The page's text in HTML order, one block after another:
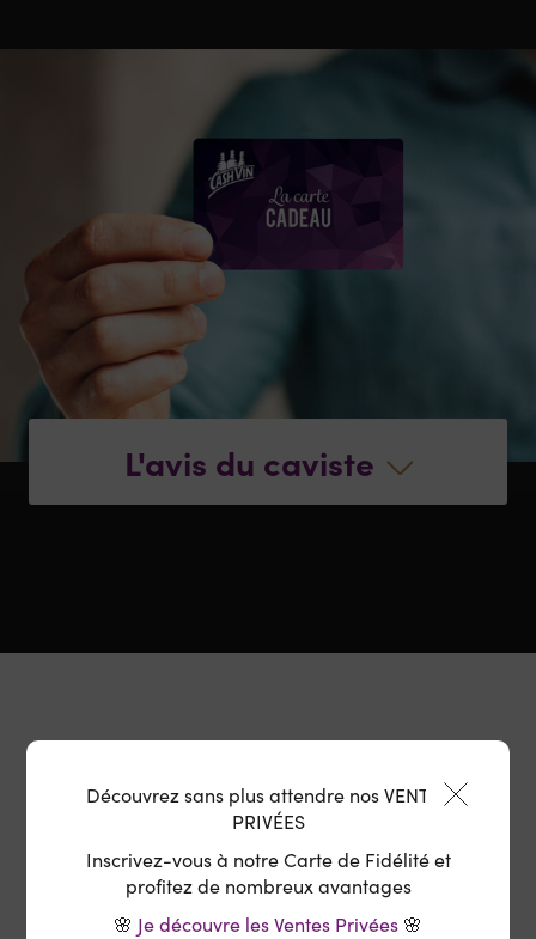
L'avis du caviste
Retrait en magasin :Offert
Délai 6 à 10 jours ouvrés
Découvrez sans plus attendre nos VENTES
PRIVÉES
Inscrivez-vous à notre Carte de Fidélité et
profitez de nombreux avantages
🌸 Je découvre les Ventes Privées 🌸